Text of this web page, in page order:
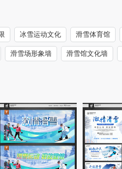
冰雪运动文化 滑雪体育馆
滑雪场形象墙 滑雪馆文化墙